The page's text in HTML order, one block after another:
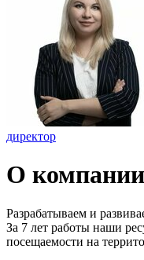
директор
О
Разрабатываем и
За 7 лет работы наши
посещаемости на